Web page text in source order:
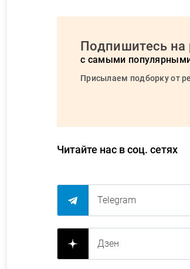
Подпишитесь на
с самыми
Присылаем подборку от
Читайте нас в соц. сетях
Telegram
Дзен